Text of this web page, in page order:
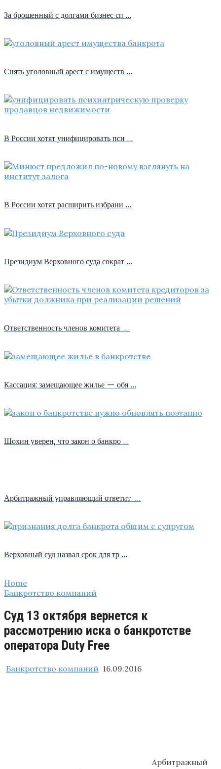
За брошенный с долгами бизнес сп …
Снять уголовный арест с имуществ …
В России хотят унифицировать пси …
В России хотят расширить избрани …
Президиум Верховного суда сократ …
Ответственность членов комитета …
Кассация: замещающее жилье — обя …
Шохин уверен, что закон о банкро …
Арбитражный управляющий ответит …
Верховный суд назвал срок для тр …
Home
Банкротство компаний
Суд 13 октября вернется к
рассмотрению иска о банкротстве
оператора Duty Free
Банкротство компаний 16.09.2016
Арбитражный